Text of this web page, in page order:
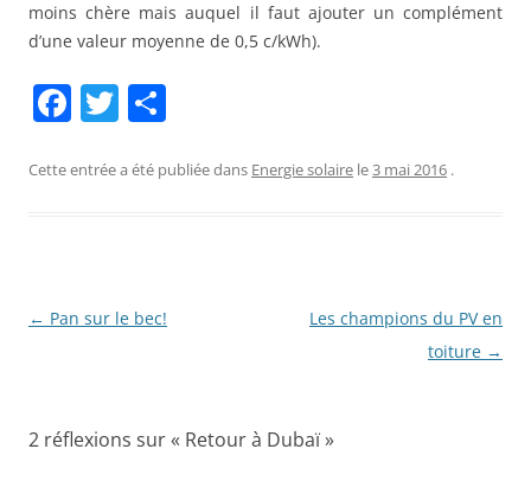
moins chère mais auquel il faut ajouter un complément
d’une valeur moyenne de 0,5 c/kWh).
F
c
o
T
itt ta
Cette entrée a été publiée dans Energie solaire le3 mai 2016 .
Navigation
← Pan sur le bec!
Les champions du PV en
toiture →
2 réflexions sur « Retour à Dubaï»